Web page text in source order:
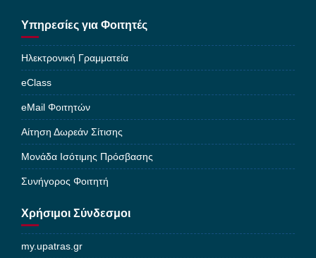
Υπηρεσίες για Φοιτητές
Ηλεκτρονική Γραμματεία
eClass
eMail Φοιτητών
Αίτηση Δωρεάν Σίτισης
Μονάδα Ισότιμης Πρόσβασης
Συνήγορος Φοιτητή
Χρήσιμοι Σύνδεσμοι
my.upatras.gr